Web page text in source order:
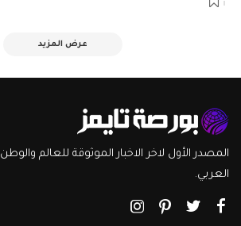
عرض المزيد
المصدر الأول لاخر الاخبار الموثوقة للعالم والوطن
العربي.